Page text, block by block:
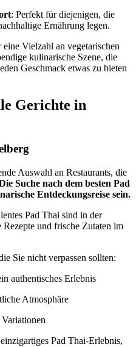
: Perfekt für diejenigen, die
Ernährung legen.
Vielzahl an vegetarischen
kulinarische Szene, die
Geschmack etwas zu bieten
Gerichte in
Auswahl an Restaurants, die
Suche nach dem besten Pad
Entdeckungsreise sein.
Pad Thai sind in der
und frische Zutaten im
Sie nicht verpassen sollten:
authentisches Erlebnis
Atmosphäre
Pad Thai-Erlebnis,